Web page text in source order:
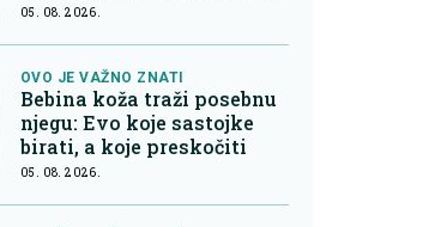
05. 08. 2026.
OVO JE VAŽNO ZNATI
Bebina koža traži posebnu
njegu: Evo koje sastojke
birati, a koje preskočiti
05. 08. 2026.